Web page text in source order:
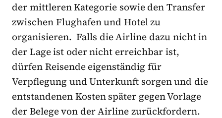
der mittleren Kategorie sowie den Transfer
zwischen Flughafen und Hotel zu
organisieren. Falls die Airline dazu nicht in
der Lage ist oder nicht erreichbar ist,
dürfen Reisende eigenständig für
Verpflegung und Unterkunft sorgen und die
entstandenen Kosten später gegen Vorlage
der Belege von der Airline zurückfordern.